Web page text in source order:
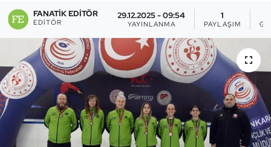
FANATIK EDITÖR
EDITÖR
29.12.2025 - 09:54
YAYINLANMA
1
PAYLAŞIM
Buz Hokeyi
Buz Pateni
Çim Hokeyi